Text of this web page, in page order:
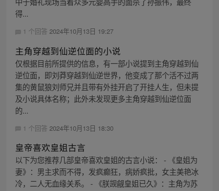
得...
1 个回答 2024年10月13日 19:27
主角穿越到仙逆位面的小说
仅根据目前所提供的信息，有一部小说提到主角穿越到仙
逆位面，即刘莽穿越到仙逆世界，他变成了那个活不过两
集的黄鼠狼刘师兄并且带有外挂开启了开挂人生，但未提
及小说具体名称；此外未发现更多主角穿越到仙逆位面
的...
1 个回答 2024年10月13日 18:30
皇帝喜欢皇姐古言
以下为您推荐几部皇帝喜欢皇姐的古言小说： - 《皇姐为
妻》：男主求而不得，发疯癫狂，病娇疯批，女主美艳冰
冷，二人无血缘关系。 - 《朕觊觎皇姐已久》：主角为苏